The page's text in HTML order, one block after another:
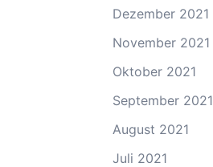
Dezember 2021
November 2021
Oktober 2021
September 2021
August 2021
Juli 2021